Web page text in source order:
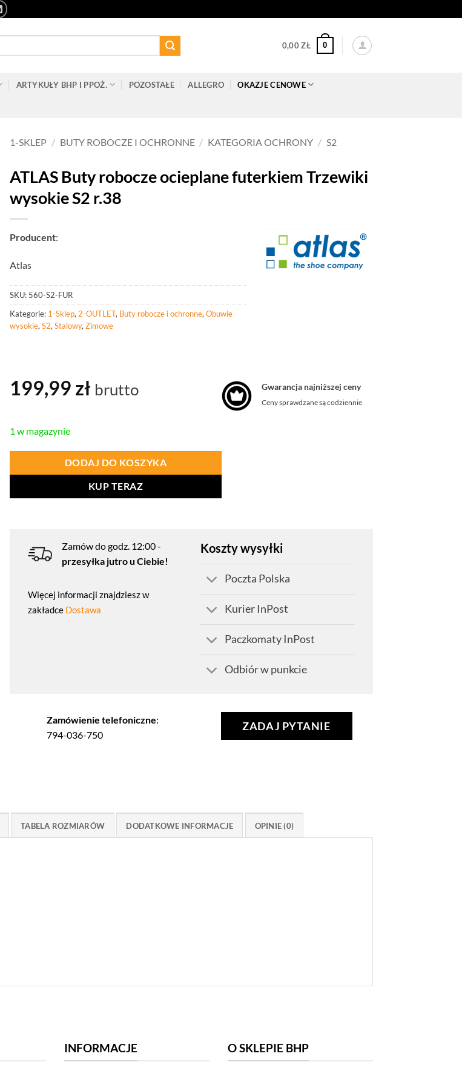
0,00ZŁ 0
ARTYKUŁY BHP I PPOŻ. POZOSTAŁE ALLEGRO OKAZJE CENOWE
1-SKLEP / BUTY ROBOCZE I OCHRONNE / KATEGORIA OCHRONY / S2
ATLAS Buty robocze ocieplane futerkiem Trzewiki
wysokie S2 r.38
Producent:
Atlas
SKU: 560-S2-FUR
Kategorie: 1-Sklep, 2-OUTLET, Buty robocze i ochronne, Obuwie
wysokie, S2, Stalowy, Zimowe
199,99 zł brutto
1 w magazynie
DODAJ DO KOSZYKA
KUP TERAZ
Gwarancja najniższej ceny
Ceny sprawdzane są codziennie
Zamów do godz. 12:00 -
przesyłka jutro u Ciebie!
Więcej informacji znajdziesz w
zakładce Dostawa
Koszty wysyłki
Poczta Polska
Kurier InPost
Paczkomaty InPost
Odbiór w punkcie
Zamówienie telefoniczne:
794-036-750
ZADAJ PYTANIE
TABELA ROZMIARÓW DODATKOWE INFORMACJE OPINIE (0)
INFORMACJE O SKLEPIE BHP